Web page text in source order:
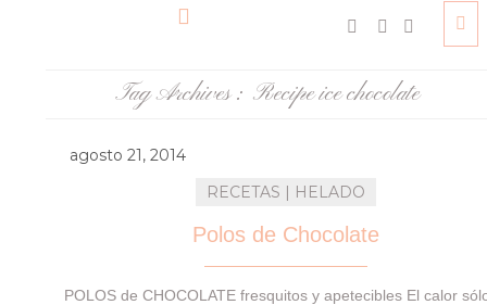
Tag Archives : Recipe ice chocolate
agosto 21, 2014
RECETAS | HELADO
Polos de Chocolate
POLOS de CHOCOLATE fresquitos y apetecibles El calor